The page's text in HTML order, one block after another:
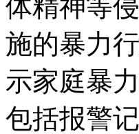
体精神等
施的暴力
示家庭暴
包括报警